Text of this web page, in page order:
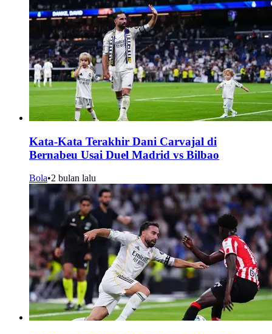
Kata-Kata Terakhir Dani Carvajal di
Bernabeu Usai Duel Madrid vs Bilbao
Bola•2 bulan lalu